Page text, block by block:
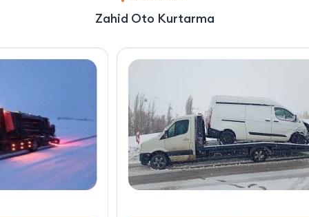
Zahid Oto Kurtarma